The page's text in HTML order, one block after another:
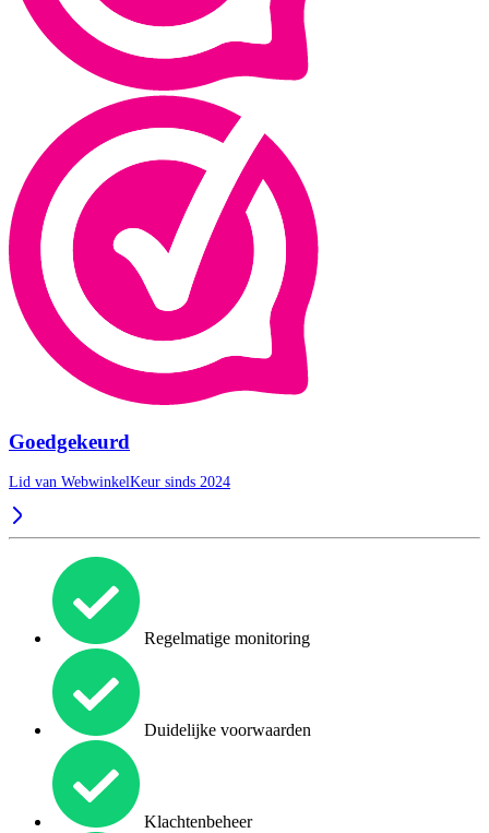
Goedgekeurd
Lid van WebwinkelKeur sinds 2024
Regelmatige monitoring
Duidelijke voorwaarden
Klachtenbeheer